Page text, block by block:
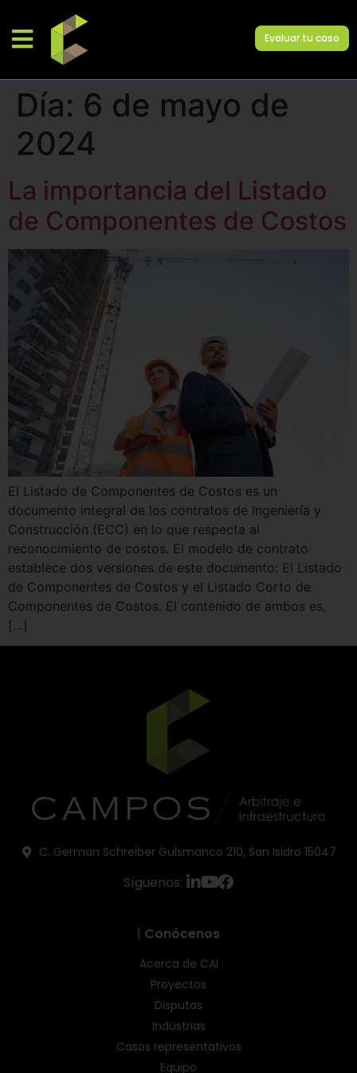
Evaluar tu caso
Día: 6 de mayo de
2024
La importancia del Listado
de Componentes de Costos
El Listado de Componentes de Costos es un
documento integral de los contratos de Ingeniería y
Construcción (ECC) en lo que respecta al
reconocimiento de costos. El modelo de contrato
establece dos versiones de este documento: El Listado
de Componentes de Costos y el Listado Corto de
Componentes de Costos. El contenido de ambos es,
[…]
C. German Schreiber Gulsmanco 210, San Isidro 15047
Síguenos:
| Conócenos
Acerca de CAI
Proyectos
Disputas
Industrias
Casos representativos
Equipo